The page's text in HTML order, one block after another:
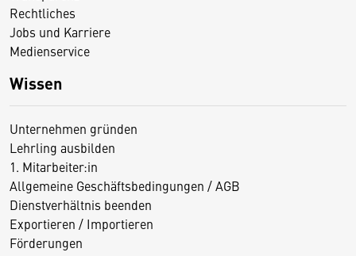
Rechtliches
Jobs und Karriere
Medienservice
Wissen
Unternehmen gründen
Lehrling ausbilden
1. Mitarbeiter:in
Allgemeine Geschäftsbedingungen / AGB
Dienstverhältnis beenden
Exportieren / Importieren
Förderungen